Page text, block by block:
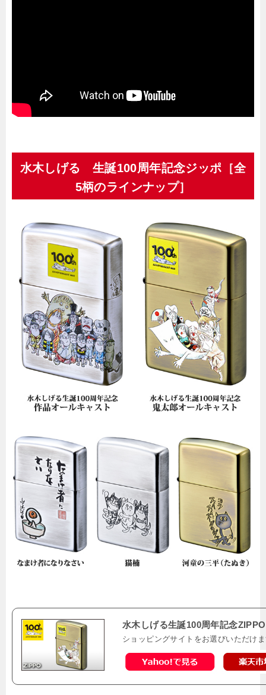
水木しげる 生誕100周年記念ジッポ［全
5柄のラインナップ］
水木しげる生誕100周年記念
ショッピングサイトをお選びいただけ